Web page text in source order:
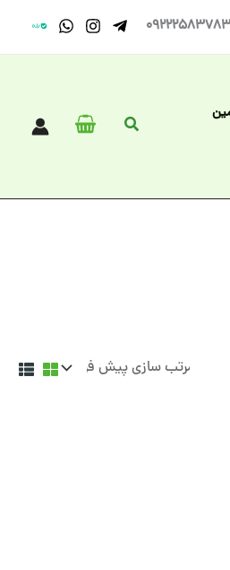
09222583783
جستجو